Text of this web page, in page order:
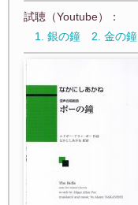
試聴（Youtube）：
1. 銀の鐘
2. 金の鐘